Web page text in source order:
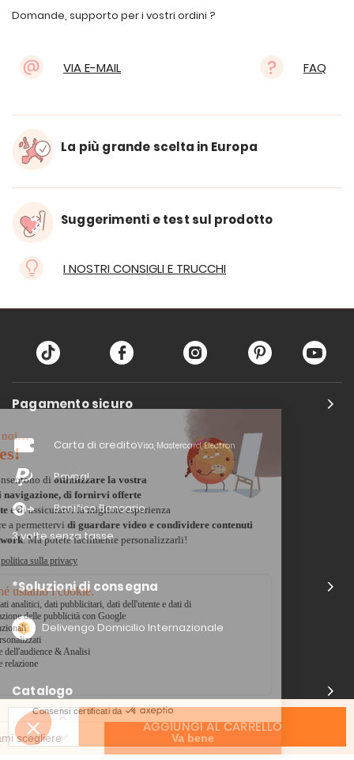
AGGIUNGI AL CARRELLO
Domande, supporto per i vostri ordini ?
VIA E-MAIL FAQ
La più grande scelta in Europa
Suggerimenti e test sul prodotto
I NOSTRI CONSIGLI E TRUCCHI
Pagamento sicuro
Carta di creditoVisa, Mastercard, Electron
Paypal
Bonifico Bancario
3 volte senza tasse
*Soluzioni di consegna
Delivengo Domicilio Internazionale
Catalogo